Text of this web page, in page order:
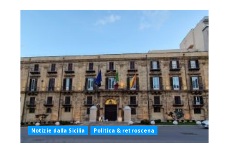
Notizie dalla Sicilia Politica & retroscena